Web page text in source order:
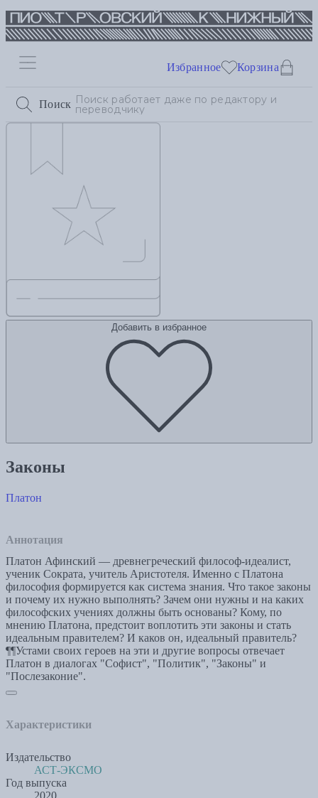
Поиск
Избранное Корзина
Добавить в избранное
Законы
Платон
Аннотация
Платон Афинский — древнегреческий философ-идеалист,
ученик Сократа, учитель Аристотеля. Именно с Платона
философия формируется как система знания. Что такое законы
и почему их нужно выполнять? Зачем они нужны и на каких
философских учениях должны быть основаны? Кому, по
мнению Платона, предстоит воплотить эти законы и стать
идеальным правителем? И каков он, идеальный правитель?
¶¶Устами своих героев на эти и другие вопросы отвечает
Платон в диалогах "Софист", "Политик", "Законы" и
"Послезаконие".
Характеристики
Издательство
АСТ-ЭКСМО
Год выпуска
2020